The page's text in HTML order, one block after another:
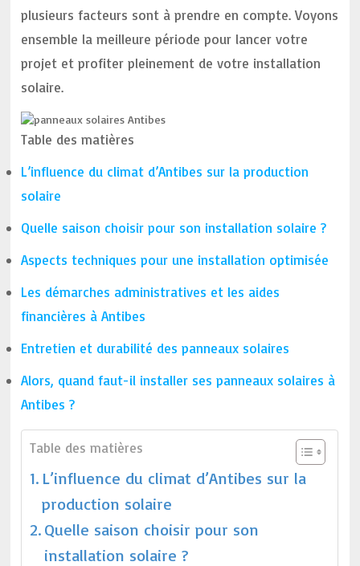
plusieurs facteurs sont à prendre en compte. Voyons
ensemble la meilleure période pour lancer votre
projet et profiter pleinement de votre installation
solaire.
Table des matières
L’influence du climat d’Antibes sur la production
solaire
Quelle saison choisir pour son installation solaire ?
Aspects techniques pour une installation optimisée
Les démarches administratives et les aides
financières à Antibes
Entretien et durabilité des panneaux solaires
Alors, quand faut-il installer ses panneaux solaires à
Antibes ?
Table des matières
L’influence du climat d’Antibes sur la
production solaire
Quelle saison choisir pour son
installation solaire ?